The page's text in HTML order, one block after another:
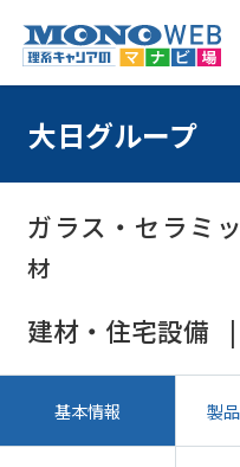
大日グループ
ガラス・セラミ
材
建材・住宅設備
基本情報 製